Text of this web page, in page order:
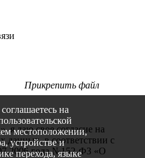
Прикрепить файл
я даю свое согласие на
данных, в соответствии с
года №152-ФЗ «О
на
местоположении,
устройстве и
перехода, языке